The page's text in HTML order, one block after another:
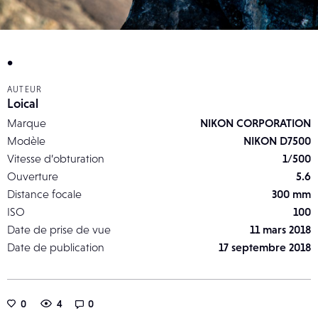
.
AUTEUR
Loical
Marque
NIKON CORPORATION
Modèle
NIKON D7500
Vitesse d’obturation
1/500
Ouverture
5.6
Distance focale
300 mm
ISO
100
Date de prise de vue
11 mars 2018
Date de publication
17 septembre 2018
0 4 0